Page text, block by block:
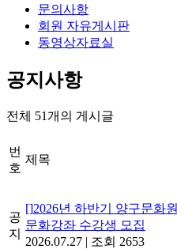
문의사항
회원 자유게시판
동영상자료실
공지사항
전체 51개의 게시글
번
호
제목
공
지
[]2026년 하반기 양구문화원
문화강좌 수강생 모집
2026.07.27 | 조회 2653